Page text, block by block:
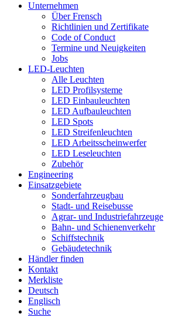
Unternehmen
Über Frensch
Richtlinien und Zertifikate
Code of Conduct
Termine und Neuigkeiten
Jobs
LED-Leuchten
Alle Leuchten
LED Profilsysteme
LED Einbauleuchten
LED Aufbauleuchten
LED Spots
LED Streifenleuchten
LED Arbeitsscheinwerfer
LED Leseleuchten
Zubehör
Engineering
Einsatzgebiete
Sonderfahrzeugbau
Stadt- und Reisebusse
Agrar- und Industriefahrzeuge
Bahn- und Schienenverkehr
Schiffstechnik
Gebäudetechnik
Händler finden
Kontakt
Merkliste
Deutsch
Englisch
Suche